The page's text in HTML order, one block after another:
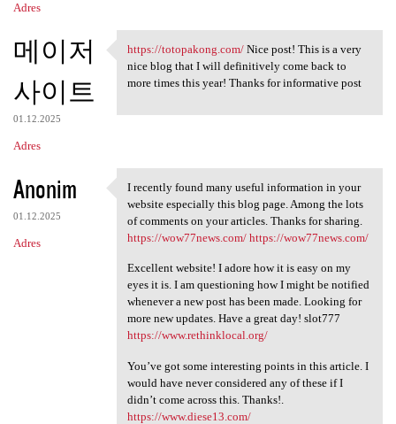
Adres
메이저
사이트
01.12.2025
Adres
https://totopakong.com/ Nice
https://totopakong.com/Nice post! This is a very
nice blog that I will definitively come back to
more times this year! Thanks for informative post
Anonim
01.12.2025
Adres
I recently found many useful
I recently found many useful information in your
website especially this blog page. Among the lots
of comments on your articles. Thanks for sharing.
https://wow77news.com/ https://wow77news.com/
Excellent website! I adore how it is easy on my
eyes it is. I am questioning how I might be notified
whenever a new post has been made. Looking for
more new updates. Have a great day! slot777
https://www.rethinklocal.org/
You’ve got some interesting points in this article. I
would have never considered any of these if I
didn’t come across this. Thanks!.
https://www.diese13.com/